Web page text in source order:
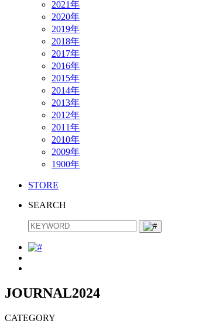
2021年
2020年
2019年
2018年
2017年
2016年
2015年
2014年
2013年
2012年
2011年
2010年
2009年
1900年
STORE
SEARCH
JOURNAL2024
CATEGORY